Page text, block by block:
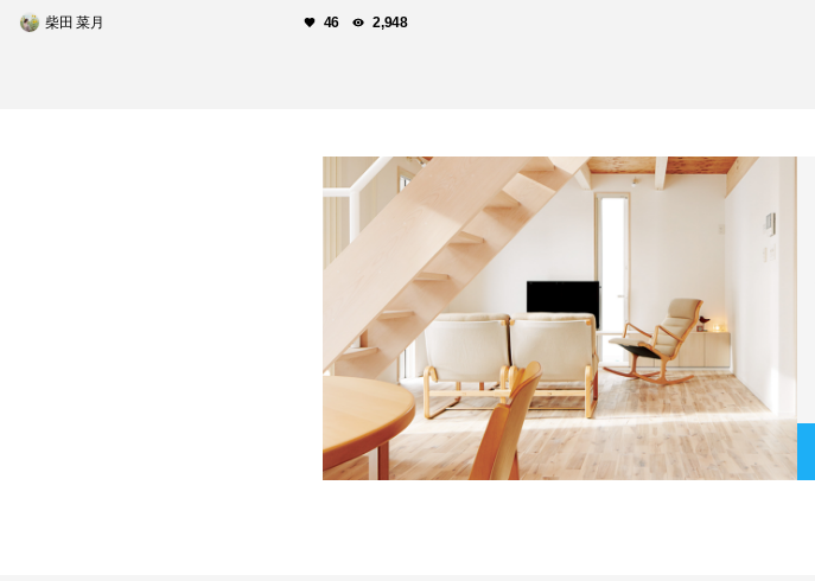
柴田 菜月 46 2,948